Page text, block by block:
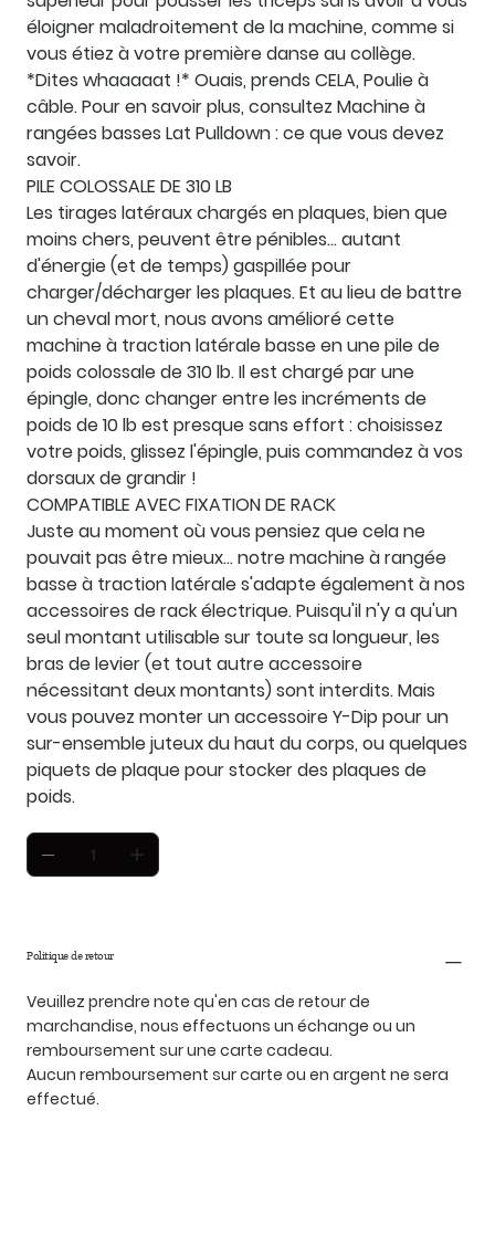
éloigner maladroitement de la machine, comme si
vous étiez à votre première danse au collège.
*Dites whaaaaat !* Ouais, prends CELA, Poulie à
câble. Pour en savoir plus, consultez Machine à
rangées basses Lat Pulldown : ce que vous devez
savoir.
PILE COLOSSALE DE 310 LB
Les tirages latéraux chargés en plaques, bien que
moins chers, peuvent être pénibles… autant
d'énergie (et de temps) gaspillée pour
charger/décharger les plaques. Et au lieu de battre
un cheval mort, nous avons amélioré cette
machine à traction latérale basse en une pile de
poids colossale de 310 lb. Il est chargé par une
épingle, donc changer entre les incréments de
poids de 10 lb est presque sans effort : choisissez
votre poids, glissez l'épingle, puis commandez à vos
dorsaux de grandir !
COMPATIBLE AVEC FIXATION DE RACK
Juste au moment où vous pensiez que cela ne
pouvait pas être mieux… notre machine à rangée
basse à traction latérale s'adapte également à nos
accessoires de rack électrique. Puisqu'il n'y a qu'un
seul montant utilisable sur toute sa longueur, les
bras de levier (et tout autre accessoire
nécessitant deux montants) sont interdits. Mais
vous pouvez monter un accessoire Y-Dip pour un
sur-ensemble juteux du haut du corps, ou quelques
piquets de plaque pour stocker des plaques de
poids.
Politique de retour
Veuillez prendre note qu'en cas de retour de
marchandise, nous effectuons un échange ou un
remboursement sur une carte cadeau.
Aucun remboursement sur carte ou en argent ne sera
effectué.